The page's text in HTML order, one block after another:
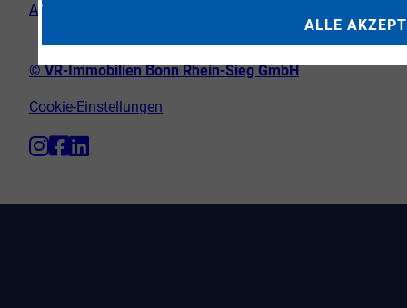
AGB
© VR-Immobilien Bonn Rhein-Sieg GmbH
Cookie-Einstellungen
ALLE